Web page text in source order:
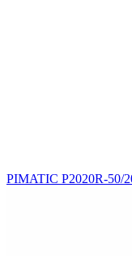
PIMATIC P2020R-50/